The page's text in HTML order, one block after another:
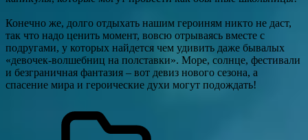
Конечно же, долго отдыхать нашим героиням никто не даст,
так что надо ценить момент, вовсю отрываясь вместе с
подругами, у которых найдется чем удивить даже бывалых
«девочек-волшебниц на полставки». Море, солнце, фестивали
и безграничная фантазия – вот девиз нового сезона, а
спасение мира и героические духи могут подождать!